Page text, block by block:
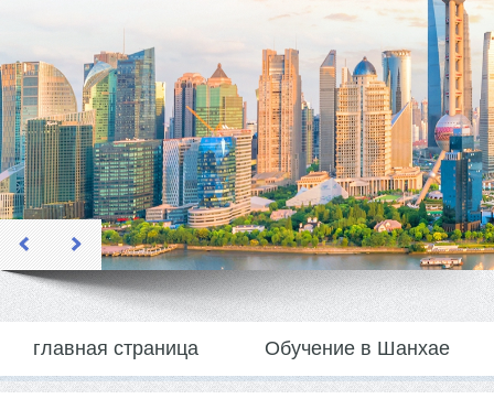
главная страница Обучение в Шанхае